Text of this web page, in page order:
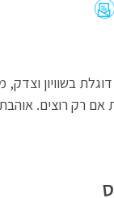
כתובת
אליס
גורייבסקי
דוגלת בשוויון
אם רק רוצים.